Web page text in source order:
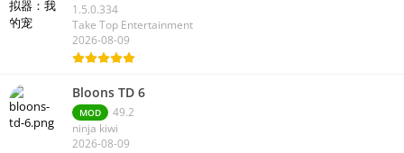
1.5.0.334
Take Top Entertainment
2026-08-09
Bloons TD 6
MOD
49.2
ninja kiwi
2026-08-09